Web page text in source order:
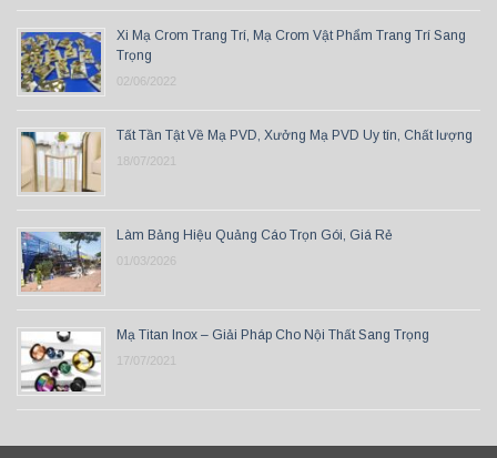
Xi Mạ Crom Trang Trí, Mạ Crom Vật Phẩm Trang Trí Sang
Trọng
02/06/2022
Tất Tần Tật Về Mạ PVD, Xưởng Mạ PVD Uy tín, Chất lượng
18/07/2021
Làm Bảng Hiệu Quảng Cáo Trọn Gói, Giá Rẻ
01/03/2026
Mạ Titan Inox – Giải Pháp Cho Nội Thất Sang Trọng
17/07/2021